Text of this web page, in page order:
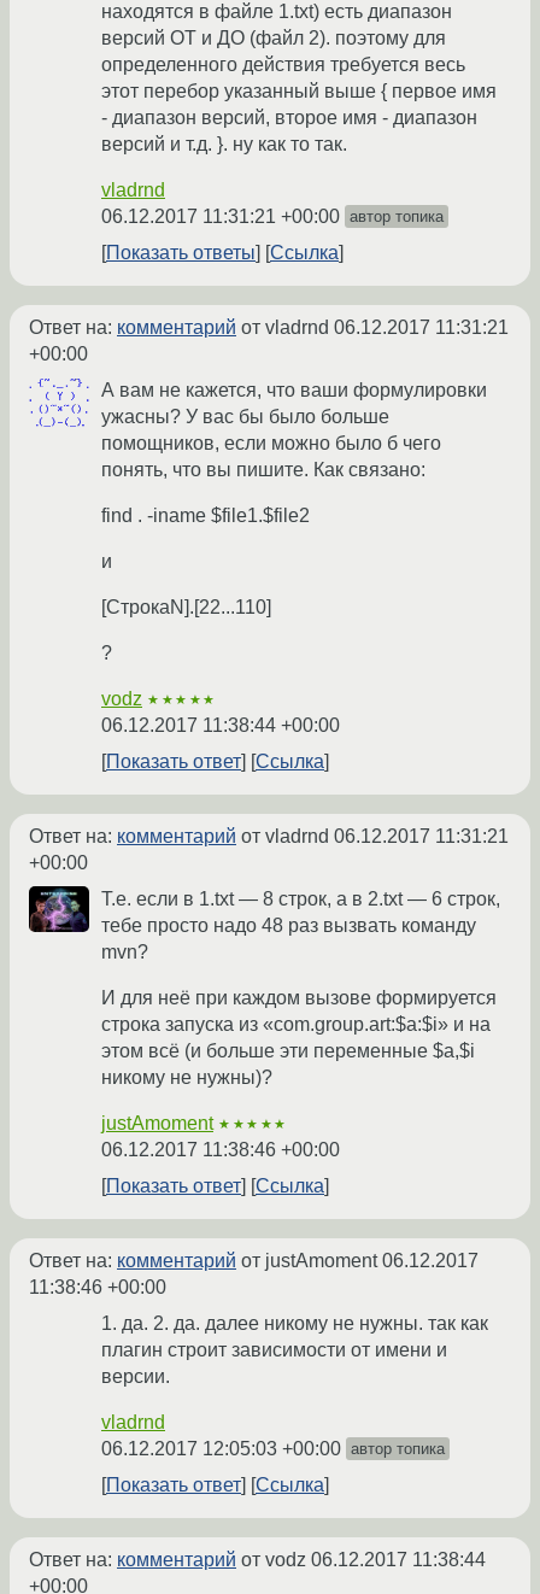
находятся в файле 1.txt) есть диапазон
версий ОТ и ДО (файл 2). поэтому для
определенного действия требуется весь
этот перебор указанный выше { первое имя
- диапазон версий, второе имя - диапазон
версий и т.д. }. ну как то так.
vladrnd
06.12.2017 11:31:21 +00:00 автор топика
Показать ответы Ссылка
Ответ на: комментарий от vladrnd 06.12.2017 11:31:21
+00:00
А вам не кажется, что ваши формулировки
ужасны? У вас бы было больше
помощников, если можно было б чего
понять, что вы пишите. Как связано:
find . -iname $file1.$file2
и
[СтрокаN].[22...110]
?
vodz ★★★★★
06.12.2017 11:38:44 +00:00
Показать ответ
Ссылка
Ответ на: комментарий от vladrnd 06.12.2017 11:31:21
+00:00
Т.е. если в 1.txt — 8 строк, а в 2.txt — 6 строк,
тебе просто надо 48 раз вызвать команду
mvn?
И для неё при каждом вызове формируется
строка запуска из «com.group.art:$a:$i» и на
этом всё (и больше эти переменные $a,$i
никому не нужны)?
justAmoment ★★★★★
06.12.2017 11:38:46 +00:00
Показать ответ
Ссылка
Ответ на: комментарий от justAmoment06.12.2017
11:38:46 +00:00
1. да. 2. да. далее никому не нужны. так как
плагин строит зависимости от имени и
версии.
vladrnd
06.12.2017 12:05:03 +00:00 автор топика
Показать ответ Ссылка
Ответ на: комментарий от vodz 06.12.2017 11:38:44
+00:00